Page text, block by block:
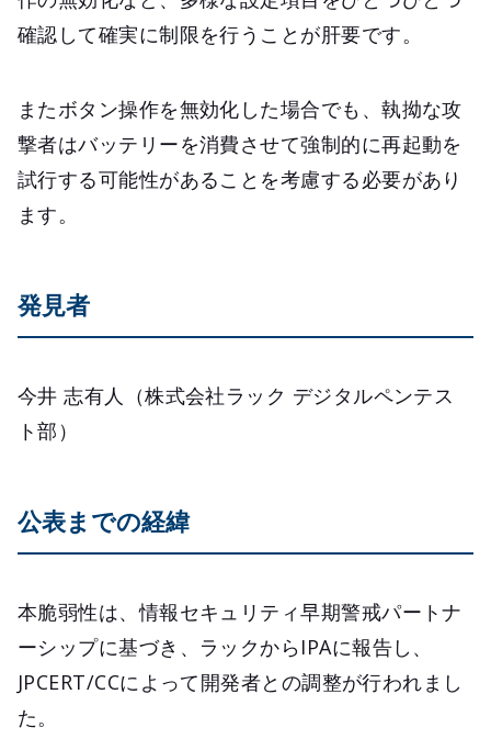
確認して確実に制限を行うことが肝要です。
またボタン操作を無効化した場合でも、執拗な攻
撃者はバッテリーを消費させて強制的に再起動を
試行する可能性があることを考慮する必要があり
ます。
発見者
今井 志有人（株式会社ラック デジタルペンテス
ト部）
公表までの経緯
本脆弱性は、情報セキュリティ早期警戒パートナ
ーシップに基づき、ラックからIPAに報告し、
JPCERT/CCによって開発者との調整が行われまし
た。